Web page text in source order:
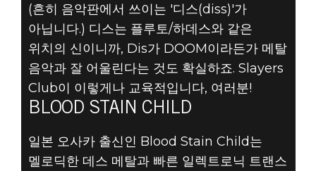
(흔히 음악판에서 쓰이는 '디스(diss)'가
아닙니다.) 디스는 플루토/하데스와 같은
위치의 신이니까, Dis가 DOOM이라든가 메탈
음악과 잘 어울린다는 것도 확실하죠. Slayers
Club이 이렇게나 교육적입니다, 여러분!
BLOOD STAIN CHILD
일본 오사카 출신인 Blood Stain Child는
멜로딕한 데스 메탈과 빠른 일렉트로닉 트랜스